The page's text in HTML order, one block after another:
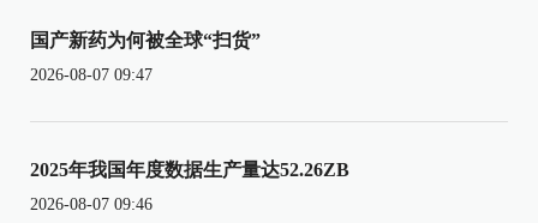
国产新药为何被全球“扫货”
2026-08-07 09:47
2025年我国年度数据生产量达52.26ZB
2026-08-07 09:46